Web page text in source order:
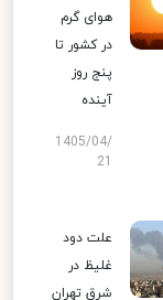
هوای گرم
در کشور تا
پنج روز
آینده
1405/04/
علت دود
غلیظ در
شرق تهران